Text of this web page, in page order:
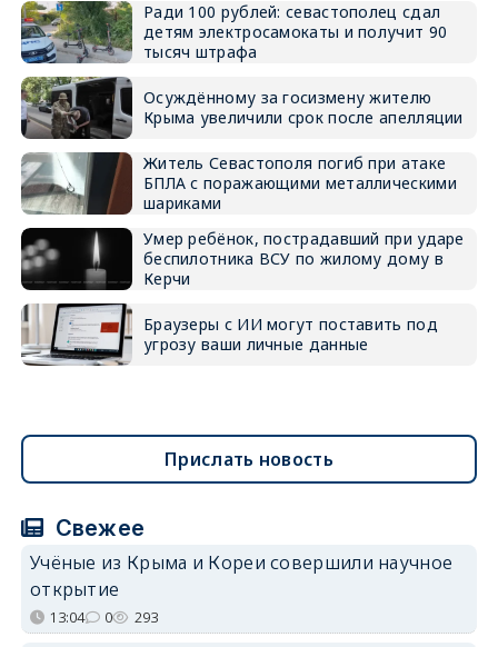
Ради 100 рублей: севастополец сдал
детям электросамокаты и получит 90
тысяч штрафа
Осуждённому за госизмену жителю
Крыма увеличили срок после апелляции
Житель Севастополя погиб при атаке
БПЛА с поражающими металлическими
шариками
Умер ребёнок, пострадавший при ударе
беспилотника ВСУ по жилому дому в
Керчи
Браузеры с ИИ могут поставить под
угрозу ваши личные данные
Прислать новость
Свежее
Учёные из Крыма и Кореи совершили научное
открытие
13:04 0 293